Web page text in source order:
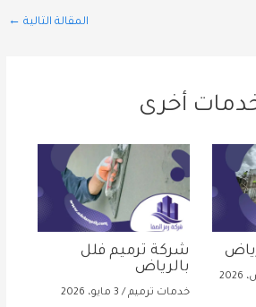
المقالة التالية ←
أخرى
شركة ترميم فلل
بالرياض
خدمات ترميم / 3 مايو، 2026